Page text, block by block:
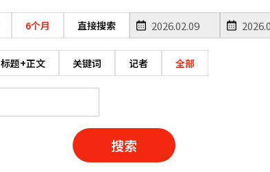
6个月 直接搜索
标题+正文 关键词 记者 全部
搜索